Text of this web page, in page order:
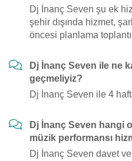
Dj İnanç Seven şu ek
şehir dışında hizmet,
öncesi planlama
Dj İnanç Seven ile ne
geçmeliyiz?
Dj İnanç Seven ile 4
Dj İnanç Seven hangi
müzik performansı
Dj İnanç Seven davet